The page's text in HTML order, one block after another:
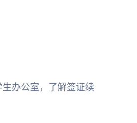
办公室，了解签证续